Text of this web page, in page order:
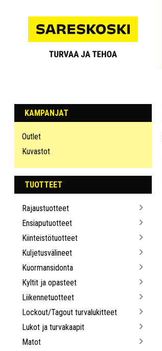
KAMPANJAT
Outlet
Kuvastot
TUOTTEET
Rajaustuotteet
Ensiaputuotteet
Kiinteistötuotteet
Kuljetusvälineet
Kuormansidonta
Kyltit ja opasteet
Liikennetuotteet
Lockout/Tagout turvalukitteet
Lukot ja turvakaapit
Matot